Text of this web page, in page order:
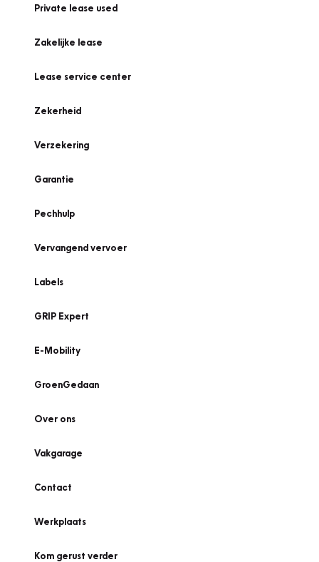
Private lease used
Zakelijke lease
Lease service center
Zekerheid
Verzekering
Garantie
Pechhulp
Vervangend vervoer
Labels
GRIP Expert
E-Mobility
GroenGedaan
Over ons
Vakgarage
Contact
Werkplaats
Kom gerust verder